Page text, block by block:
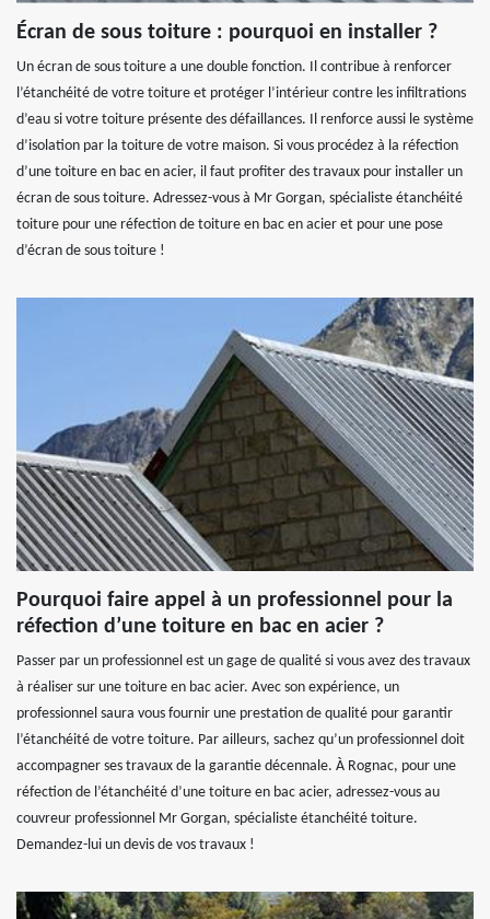
Écran de sous toiture : pourquoi en installer ?
Un écran de sous toiture a une double fonction. Il contribue à renforcer
l’étanchéité de votre toiture et protéger l’intérieur contre les infiltrations
d’eau si votre toiture présente des défaillances. Il renforce aussi le système
d’isolation par la toiture de votre maison. Si vous procédez à la réfection
d’une toiture en bac en acier, il faut profiter des travaux pour installer un
écran de sous toiture. Adressez-vous à Mr Gorgan, spécialiste étanchéité
toiture pour une réfection de toiture en bac en acier et pour une pose
d’écran de sous toiture !
Pourquoi faire appel à un professionnel pour la
réfection d’une toiture en bac en acier ?
Passer par un professionnel est un gage de qualité si vous avez des travaux
à réaliser sur une toiture en bac acier. Avec son expérience, un
professionnel saura vous fournir une prestation de qualité pour garantir
l’étanchéité de votre toiture. Par ailleurs, sachez qu’un professionnel doit
accompagner ses travaux de la garantie décennale. À Rognac, pour une
réfection de l’étanchéité d’une toiture en bac acier, adressez-vous au
couvreur professionnel Mr Gorgan, spécialiste étanchéité toiture.
Demandez-lui un devis de vos travaux !